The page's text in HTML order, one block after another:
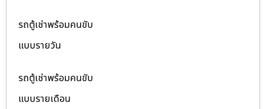
รถตู้เช่าพร้อมคนขับ
แบบรายวัน
รถตู้เช่าพร้อมคนขับ
แบบรายเดือน